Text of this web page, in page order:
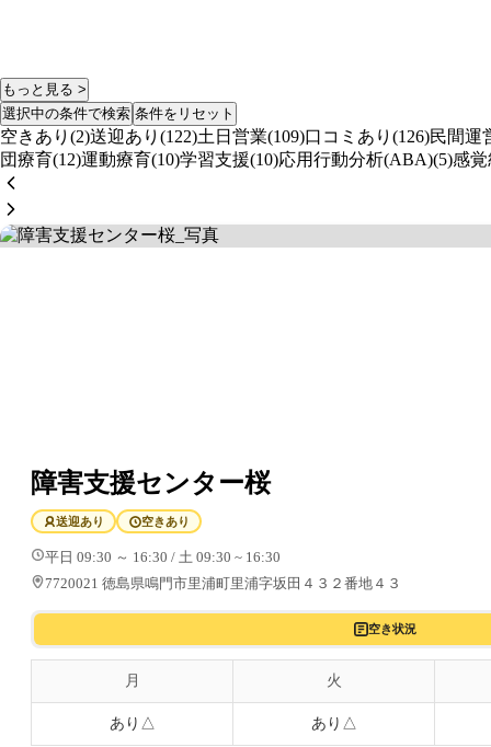
もっと見る >
選択中の条件で検索 条件をリセット
空きあり(2)送迎あり(122)土日営業(109)口コミあり(126)民間運
団療育(12)運動療育(10)学習支援(10)応用行動分析(ABA)(5)感覚
障害支援センター桜
送迎あり 空きあり
平日 09:30 ～ 16:30 / 土 09:30 ~ 16:30
7720021 徳島県鳴門市里浦町里浦字坂田４３２番地４３
空き状況
月 火
あり△ あり△